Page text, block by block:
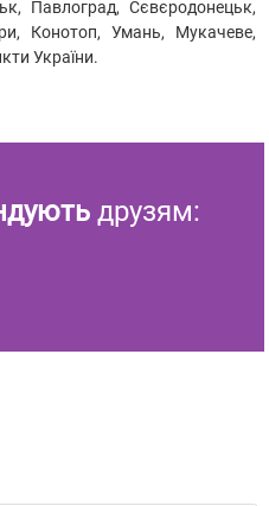
Павлоград, Сєвєродонецьк,
Конотоп, Умань, Мукачеве,
України.
друзям: